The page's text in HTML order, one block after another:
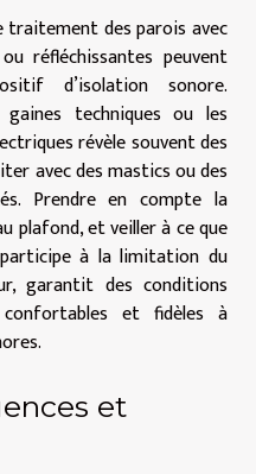
traitement des parois avec
réfléchissantes peuvent
d’isolation sonore.
techniques ou les
révèle souvent des
avec des mastics ou des
Prendre en compte la
plafond, et veiller à ce que
à la limitation du
garantit des conditions
et fidèles à
et